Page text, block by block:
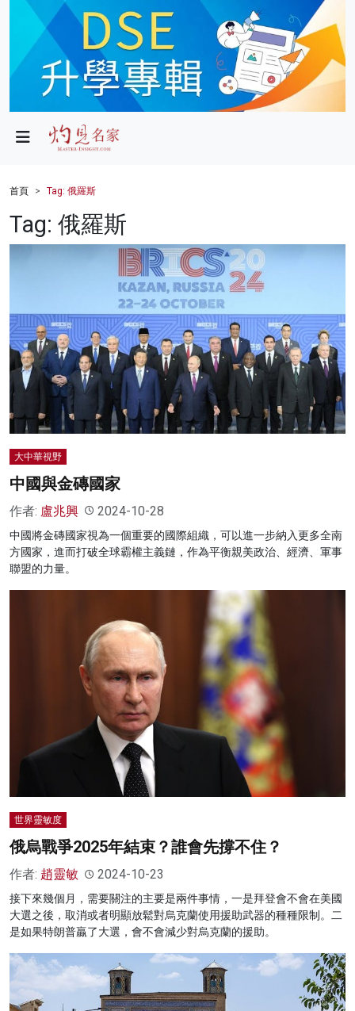
政局
財經
健康
科技
影片
名家榜
灼見活動
首頁 Tag: 俄羅斯
Tag: 俄羅斯
大中華視野
中國與金磚國家
作者: 盧兆興 2024-10-28
中國將金磚國家視為一個重要的國際組織，可以進一步納入更多全南
方國家，進而打破全球霸權主義鏈，作為平衡親美政治、經濟、軍事
聯盟的力量。
世界靈敏度
俄烏戰爭2025年結束？誰會先撐不住？
作者: 趙靈敏 2024-10-23
接下來幾個月，需要關注的主要是兩件事情，一是拜登會不會在美國
大選之後，取消或者明顯放鬆對烏克蘭使用援助武器的種種限制。二
是如果特朗普贏了大選，會不會減少對烏克蘭的援助。